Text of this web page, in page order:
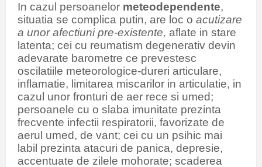
In cazul persoanelor meteodependente,
situatia se complica putin, are loc o acutizare
a unor afectiuni pre-existente, aflate in stare
latenta; cei cu reumatism degenerativ devin
adevarate barometre ce prevestesc
oscilatiile meteorologice-dureri articulare,
inflamatie, limitarea miscarilor in articulatie, in
cazul unor fronturi de aer rece si umed;
persoanele cu o slaba imunitate prezinta
frecvente infectii respiratorii, favorizate de
aerul umed, de vant; cei cu un psihic mai
labil prezinta atacuri de panica, depresie,
accentuate de zilele mohorate; scaderea